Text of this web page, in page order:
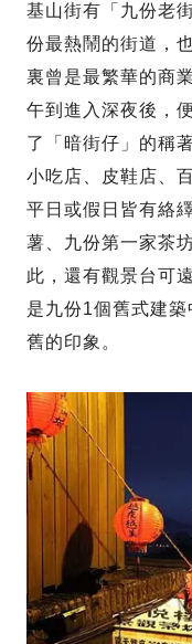
基山街有「九份老
份最熱鬧的街道，
裏曾是最繁華的商
午到進入深夜後，
了「暗街仔」的稱
小吃店、皮鞋店、
平日或假日皆有絡
薯、九份第一家茶
此，還有觀景台可
是九份1個舊式建
舊的印象。